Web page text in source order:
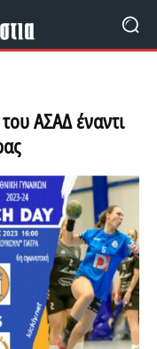
ΑΣΑΔ έναντι